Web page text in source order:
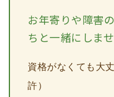
お年寄りや障害
ちと一緒にしま
資格がなくても大
許）